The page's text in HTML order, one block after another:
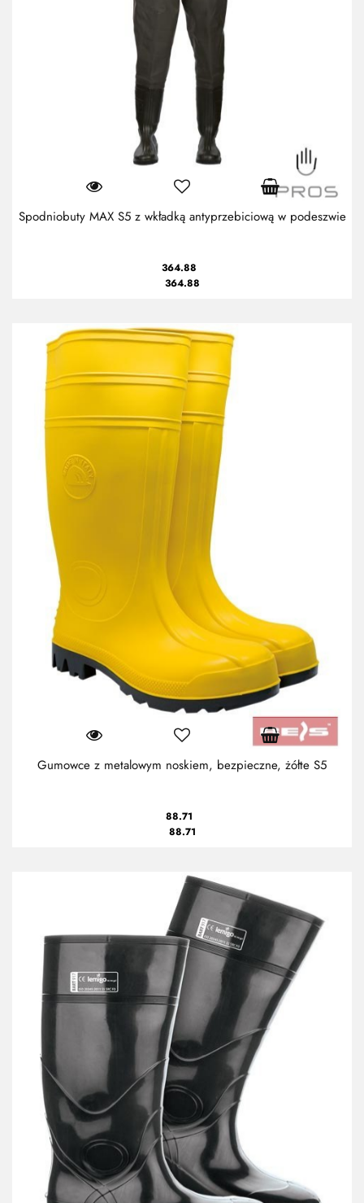
Spodniobuty MAX S5 z wkładką antyprzebiciową w podeszwie
364.88
364.88
Gumowce z metalowym noskiem, bezpieczne, żółte S5
88.71
88.71